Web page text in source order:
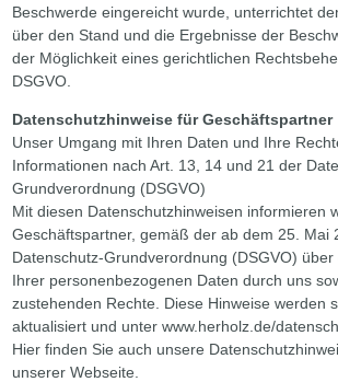
Beschwerde eingereicht wurde, unterrichtet
über den Stand und die Ergebnisse der
der Möglichkeit eines gerichtlichen
DSGVO.
Datenschutzhinweise für Geschäftspartner
Unser Umgang mit Ihren Daten und Ihre
Informationen nach Art. 13, 14 und 21 der
Grundverordnung (DSGVO)
Mit diesen Datenschutzhinweisen informieren
Geschäftspartner, gemäß der ab dem 25. Mai
Datenschutz-Grundverordnung (DSGVO) über
Ihrer personenbezogenen Daten durch uns
zustehenden Rechte. Diese Hinweise werden
aktualisiert und unter www.herholz.de/
Hier finden Sie auch unsere
unserer Webseite.